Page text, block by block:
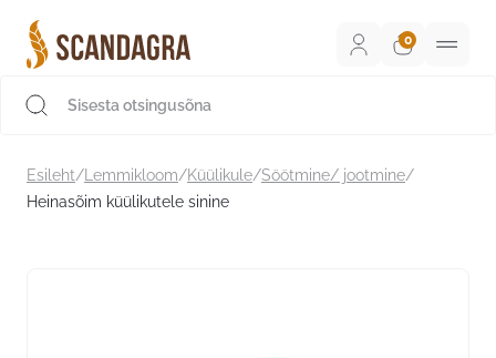
sisu
juurde
Esileht/ Lemmikloom/Küülikule/Söötmine/ jootmine/
Heinasõim küülikutele sinine